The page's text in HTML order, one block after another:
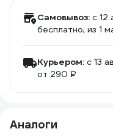
Самовывоз: c 12
бесплатно, из 1
Курьером: c 13
от 290 ₽
Аналоги